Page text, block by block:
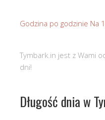
Godzina po godzinie Na
Tymbark.in jest z Wami
dni!
Długość dnia w